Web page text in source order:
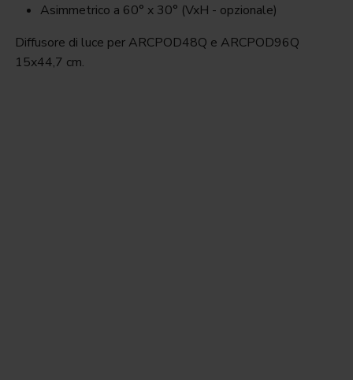
Asimmetrico a 60° x 30° (VxH - opzionale)
Diffusore di luce per ARCPOD48Q e ARCPOD96Q
15x44,7 cm.